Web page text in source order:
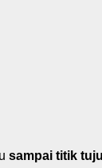
sampai titik